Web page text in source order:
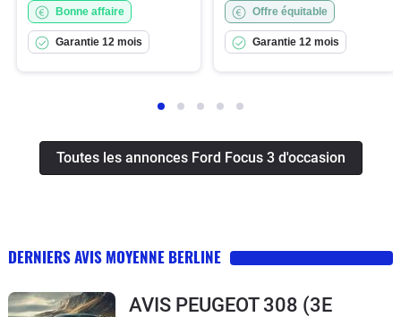
Bonne affaire
Garantie 12 mois
Offre équitable
Garantie 12 mois
Toutes les annonces Ford Focus 3 d'occasion
DERNIERS AVIS MOYENNE BERLINE
AVIS PEUGEOT 308 (3E